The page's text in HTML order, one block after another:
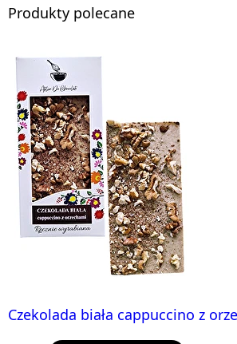
Produkty polecane
Czekolada biała cappuccino z